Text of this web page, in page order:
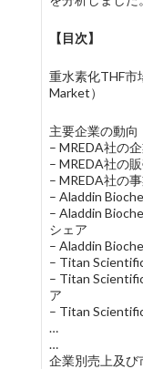
【目次】
重水素化THF市
Market）
主要企業の動向
– MREDA社の
– MREDA社の
– MREDA社の
– Aladdin
– Aladdin
シェア
– Aladdin
– Titan
– Titan
ア
– Titan
…
…
企業別売上及び